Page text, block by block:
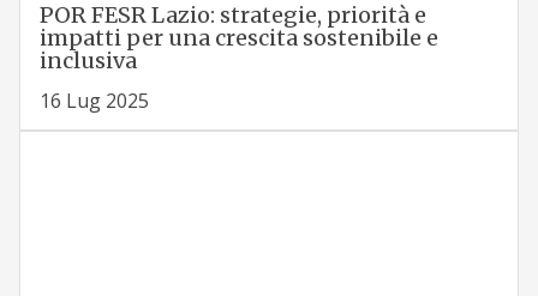
POR FESR Lazio: strategie, priorità e
impatti per una crescita sostenibile e
inclusiva
16 Lug 2025